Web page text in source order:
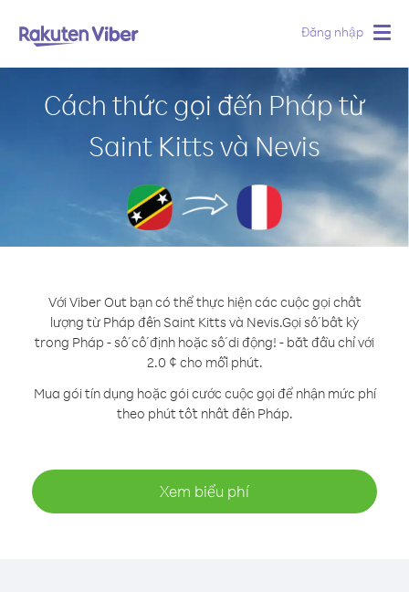
Đăng nhập
Cách thức gọi đến Pháp từ
Saint Kitts và Nevis
Với Viber Out bạn có thể thực hiện các cuộc gọi chất
lượng từ Pháp đến Saint Kitts và Nevis.Gọi số bất kỳ
trong Pháp - số cố định hoặc số di động! - bắt đầu chỉ với
2.0 ¢ cho mỗi phút.
Mua gói tín dụng hoặc gói cước cuộc gọi để nhận mức phí
theo phút tốt nhất đến Pháp.
Xem biểu phí